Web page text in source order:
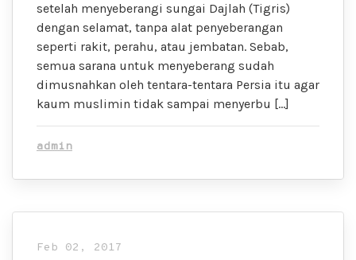
setelah menyeberangi sungai Dajlah (Tigris)
dengan selamat, tanpa alat penyeberangan
seperti rakit, perahu, atau jembatan. Sebab,
semua sarana untuk menyeberang sudah
dimusnahkan oleh tentara-tentara Persia itu agar
kaum muslimin tidak sampai menyerbu […]
admin
Feb 02, 2017